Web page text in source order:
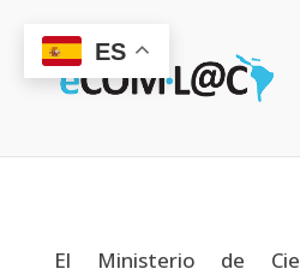
El Ministerio de
ES